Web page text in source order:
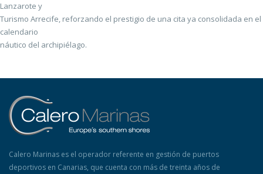
Lanzarote y
Turismo Arrecife, reforzando el prestigio de una cita ya consolidada en el
calendario
náutico del archipiélago.
Calero Marinas es el operador referente en gestión de puertos
deportivos en Canarias, que cuenta con más de treinta años de